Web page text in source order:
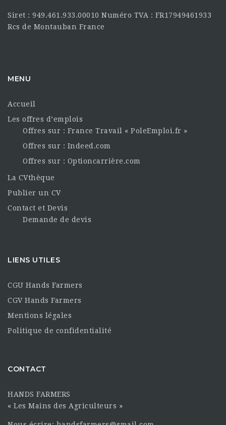
Siret : 949.461.933.00010 Numéro TVA : FR17949461933
Rcs de Montauban France
MENU
Accueil
Les offres d’emplois
Offres sur : France Travail « PoleEmploi.fr »
Offres sur : Indeed.com
Offres sur : Optioncarrière.com
La CVthèque
Publier un CV
Contact et Devis
Demande de devis
LIENS UTILES
CGU Hands Farmers
CGV Hands Farmers
Mentions légales
Politique de confidentialité
CONTACT
HANDS FARMERS
« Les Mains des Agriculteurs »